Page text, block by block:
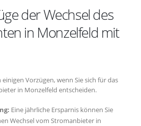
der Wechsel des
in Monzelfeld mit
Vorzügen, wenn Sie sich für das
in Monzelfeld entscheiden.
Eine jährliche Ersparnis können Sie
Wechsel vom Stromanbieter in